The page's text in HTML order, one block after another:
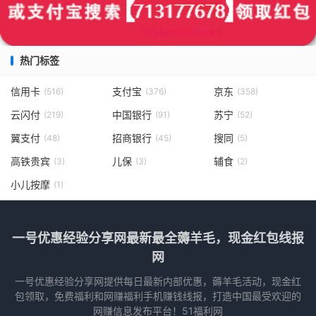
热门标签
信用卡 (516) 支付宝 (376) 京东 (358)
云闪付 (219) 中国银行 (91) 苏宁 (52)
翼支付 (48) 招商银行 (45) 搜同 (5)
高铁贵宾 (3) 儿保 (3) 辅食 (2)
小儿按摩 (1)
一号优惠经验分享网最新最全薅羊毛，现金红包线报
网
一号优惠经验分享网提供每日最新内部优惠，薅羊毛活动，现金红
包领取，免费福利和网赚福利手机赚钱线报，打造中国最受欢迎的
网赚信息发布平台！51福利网